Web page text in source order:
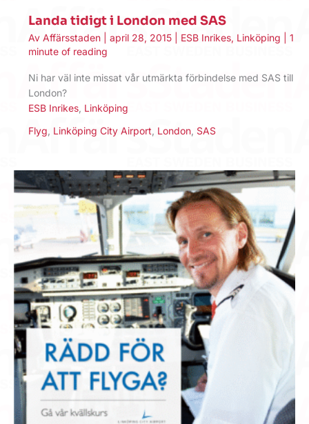
Landa tidigt i London med SAS
Av Affärsstaden april 28, 2015 ESB Inrikes, Linköping
1
minute of reading
Ni har väl inte missat vår utmärkta förbindelse med SAS till
London?
ESB Inrikes Linköping
Flyg Linköping City Airport London SAS